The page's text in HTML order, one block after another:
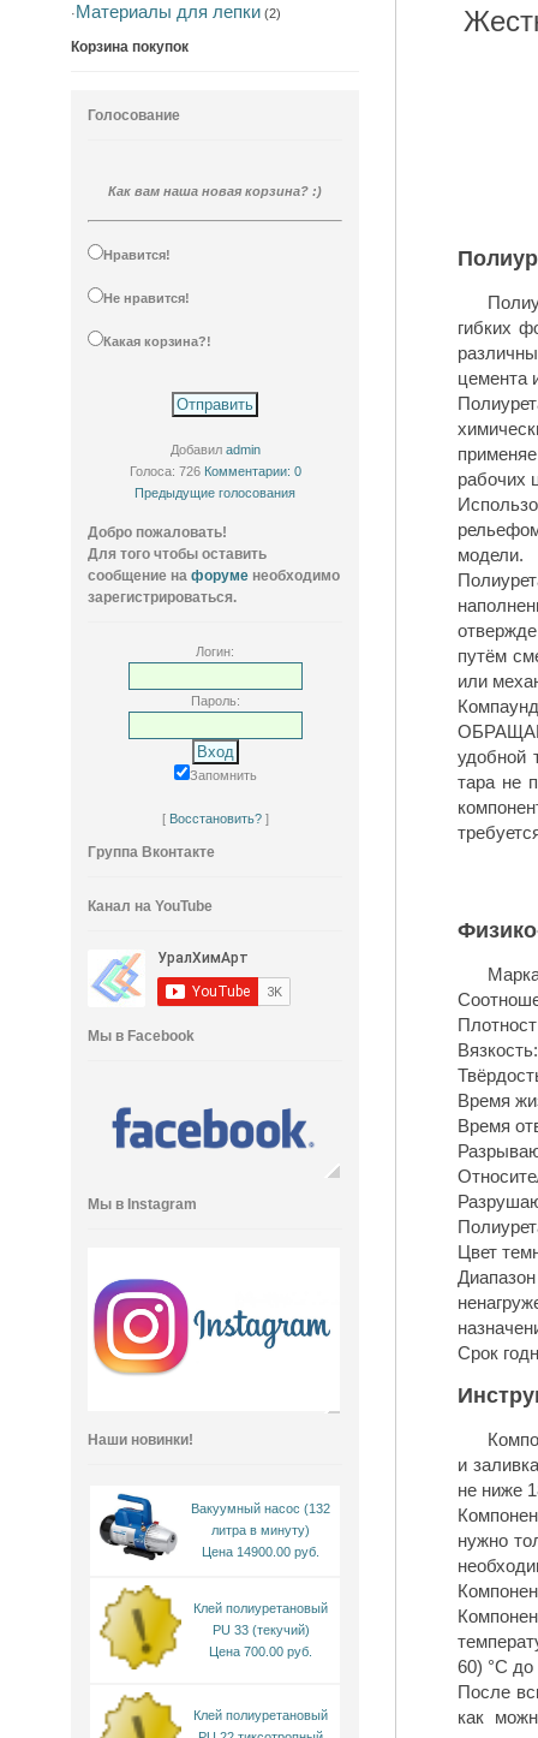
гибких
цемента
рабочих
модели.
путём
или
удобной
тара не
Цвет
Срок
и
не ниже
нужно
60) °С
После
как
·Материалы для лепки (2)
Корзина покупок
Голосование
Как вам наша новая корзина? :)
Нравится!
Не нравится!
Какая корзина?!
Добавил admin
Голоса: 726 Комментарии: 0
Предыдущие голосования
Добро пожаловать!
Для того чтобы оставить
сообщение на форуме необходимо
зарегистрироваться.
Логин:
Пароль:
Запомнить
[ Восстановить?]
Группа Вконтакте
Канал на YouTube
Мы в Facebook
Мы в Instagram
Наши новинки!
Вакуумный насос (132
литра в минуту)
Цена 14900.00 руб.
Клей полиуретановый
PU 33 (текучий)
Цена 700.00 руб.
Клей полиуретановый